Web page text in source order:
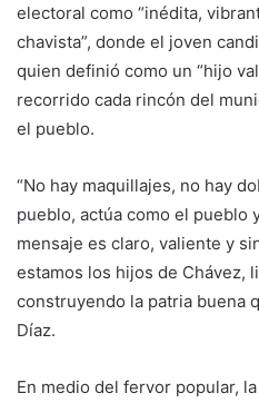
electoral como “inédita,
chavista”, donde el joven
quien definió como un “hijo
recorrido cada rincón del
el pueblo.
“No hay maquillajes, no hay
pueblo, actúa como el pueblo
mensaje es claro, valiente y
estamos los hijos de Chávez,
construyendo la patria buena
Díaz.
En medio del fervor popular,